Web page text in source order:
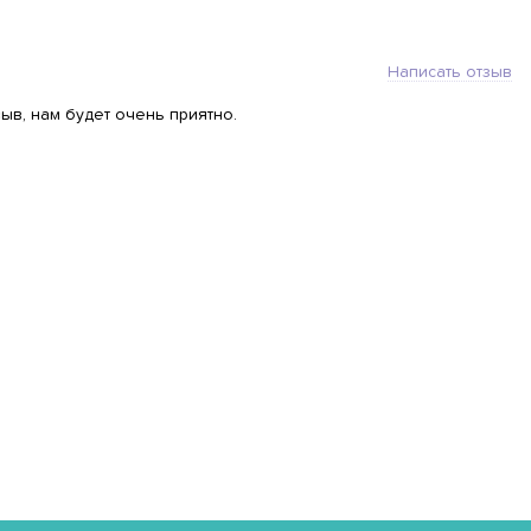
Написать отзыв
нам будет очень приятно.